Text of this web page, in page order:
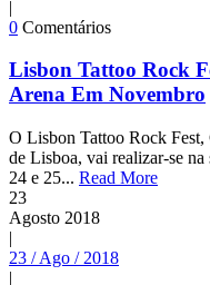
|
0 Comentários
Lisbon Tattoo Rock
Arena Em Novembro
O Lisbon Tattoo Rock Fest,
de Lisboa, vai realizar-se
24 e 25... Read More
23
Agosto 2018
|
23 / Ago / 2018
|